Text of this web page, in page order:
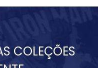
COLEÇÕES